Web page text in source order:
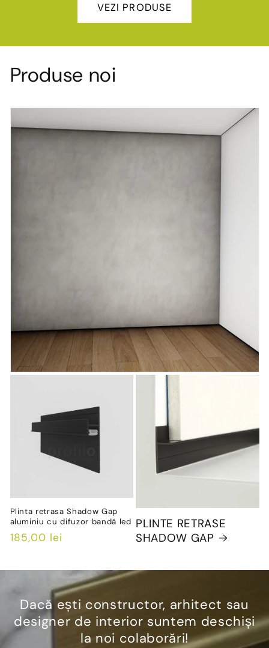
VEZI PRODUSE
Produse noi
Plinta retrasa Shadow Gap
aluminiu cu difuzor bandă led
Preț
185,00 lei
PLINTE RETRASE
SHADOW GAP
Dacă ești constructor, arhitect sau
designer de interior suntem deschiși
la noi colaborări!